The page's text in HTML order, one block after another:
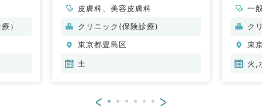
）
皮膚科、美容皮膚科
クリニック(保険診療)
東京都豊島区
土
一
ク
東
火,
< >